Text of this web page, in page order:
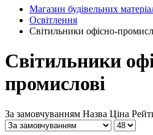
Магазин будівельних
Освітлення
Світильники офісно-
Світильники
промислові
За замовчуванням Назва Ціна